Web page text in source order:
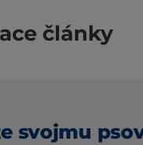
články
svojmu